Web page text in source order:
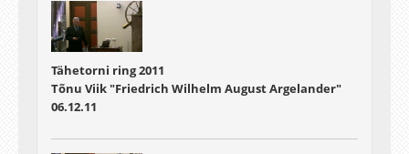
Tähetorni ring 2011
Tõnu Viik "Friedrich Wilhelm August Argelander"
06.12.11